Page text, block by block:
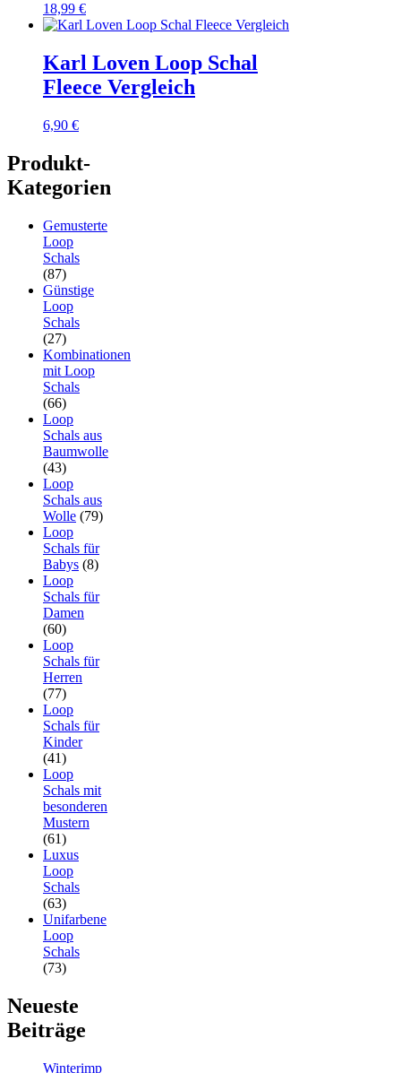
18,99 €
Karl Loven Loop Schal
Fleece Vergleich
6,90 €
Produkt-
Kategorien
Gemusterte
Loop
Schals
(87)
Günstige
Loop
Schals
(27)
Kombinationen
mit Loop
Schals
(66)
Loop
Schals aus
Baumwolle
(43)
Loop
Schals aus
Wolle (79)
Loop
Schals für
Babys (8)
Loop
Schals für
Damen
(60)
Loop
Schals für
Herren
(77)
Loop
Schals für
Kinder
(41)
Loop
Schals mit
besonderen
Mustern
(61)
Luxus
Loop
Schals
(63)
Unifarbene
Loop
Schals
(73)
Neueste
Beiträge
Winterimp